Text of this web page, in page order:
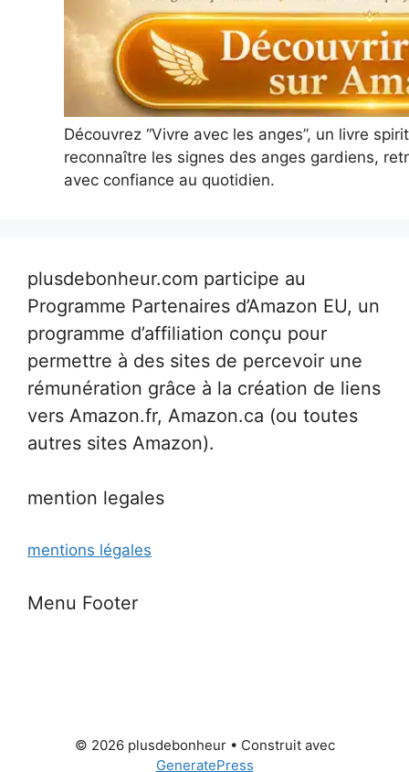
Découvrez “Vivre avec les anges”, un livre
reconnaître les signes des anges gardiens,
avec confiance au quotidien.
plusdebonheur.com participe au
Programme Partenaires d’Amazon EU, un
programme d’affiliation conçu pour
permettre à des sites de percevoir une
rémunération grâce à la création de liens
vers Amazon.fr, Amazon.ca (ou toutes
autres sites Amazon).
mention legales
mentions légales
Menu Footer
© 2026 plusdebonheur• Construit avec
GeneratePress